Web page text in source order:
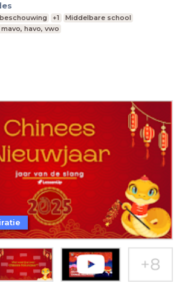
+1
Middelbare school
havo, vwo